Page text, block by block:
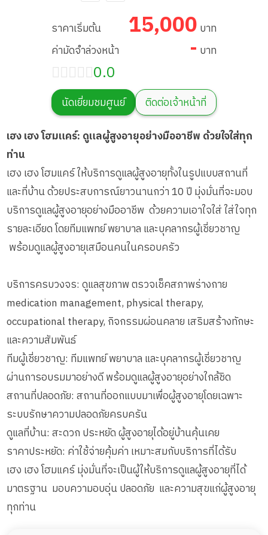
ราคาเริ่มต้น 15,000 บาท
ค่ามัดจำล่วงหน้า
- บาท
0.0
นัดเยี่ยมชมศูนย์
ติดต่อเจ้าหน้าที่
เฮง เฮง โฮมแคร์: ดูแลผู้สูงอายุอย่างมืออาชีพ ด้วยใจใส่ทุก
ท่าน
เฮง เฮง โฮมแคร์ ให้บริการดูแลผู้สูงอายุทั้งในรูปแบบสถานที่
และที่บ้าน ด้วยประสบการณ์ยาวนานกว่า 10 ปี มุ่งมั่นที่จะมอบ
บริการดูแลผู้สูงอายุอย่างมืออาชีพ ด้วยความเอาใจใส่ ใส่ใจทุก
รายละเอียด โดยทีมแพทย์ พยาบาล และบุคลากรผู้เชี่ยวชาญ
พร้อมดูแลผู้สูงอายุเสมือนคนในครอบครัว
บริการครบวงจร: ดูแลสุขภาพ ตรวจเช็คสภาพร่างกาย
medication management, physical therapy,
occupational therapy, กิจกรรมผ่อนคลาย เสริมสร้างทักษะ
และความสัมพันธ์
ทีมผู้เชี่ยวชาญ: ทีมแพทย์ พยาบาล และบุคลากรผู้เชี่ยวชาญ
ผ่านการอบรมมาอย่างดี พร้อมดูแลผู้สูงอายุอย่างใกล้ชิด
สถานที่ปลอดภัย: สถานที่ออกแบบมาเพื่อผู้สูงอายุโดยเฉพาะ
ระบบรักษาความปลอดภัยครบครัน
ดูแลที่บ้าน: สะดวก ประหยัด ผู้สูงอายุได้อยู่บ้านคุ้นเคย
ราคาประหยัด: ค่าใช้จ่ายคุ้มค่า เหมาะสมกับบริการที่ได้รับ
เฮง เฮง โฮมแคร์ มุ่งมั่นที่จะเป็นผู้ให้บริการดูแลผู้สูงอายุที่ได้
มาตรฐาน มอบความอบอุ่น ปลอดภัย และความสุขแก่ผู้สูงอายุ
ทุกท่าน